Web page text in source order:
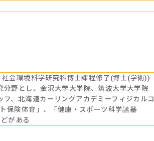
会環境科学研究科博士課程修了(博士(学術))
野とし、金沢大学大学院、筑波大学大学院
、北海道カーリングアカデミーフィジカルコ
保険体育」、「健康・スポーツ科学䛾基
がある